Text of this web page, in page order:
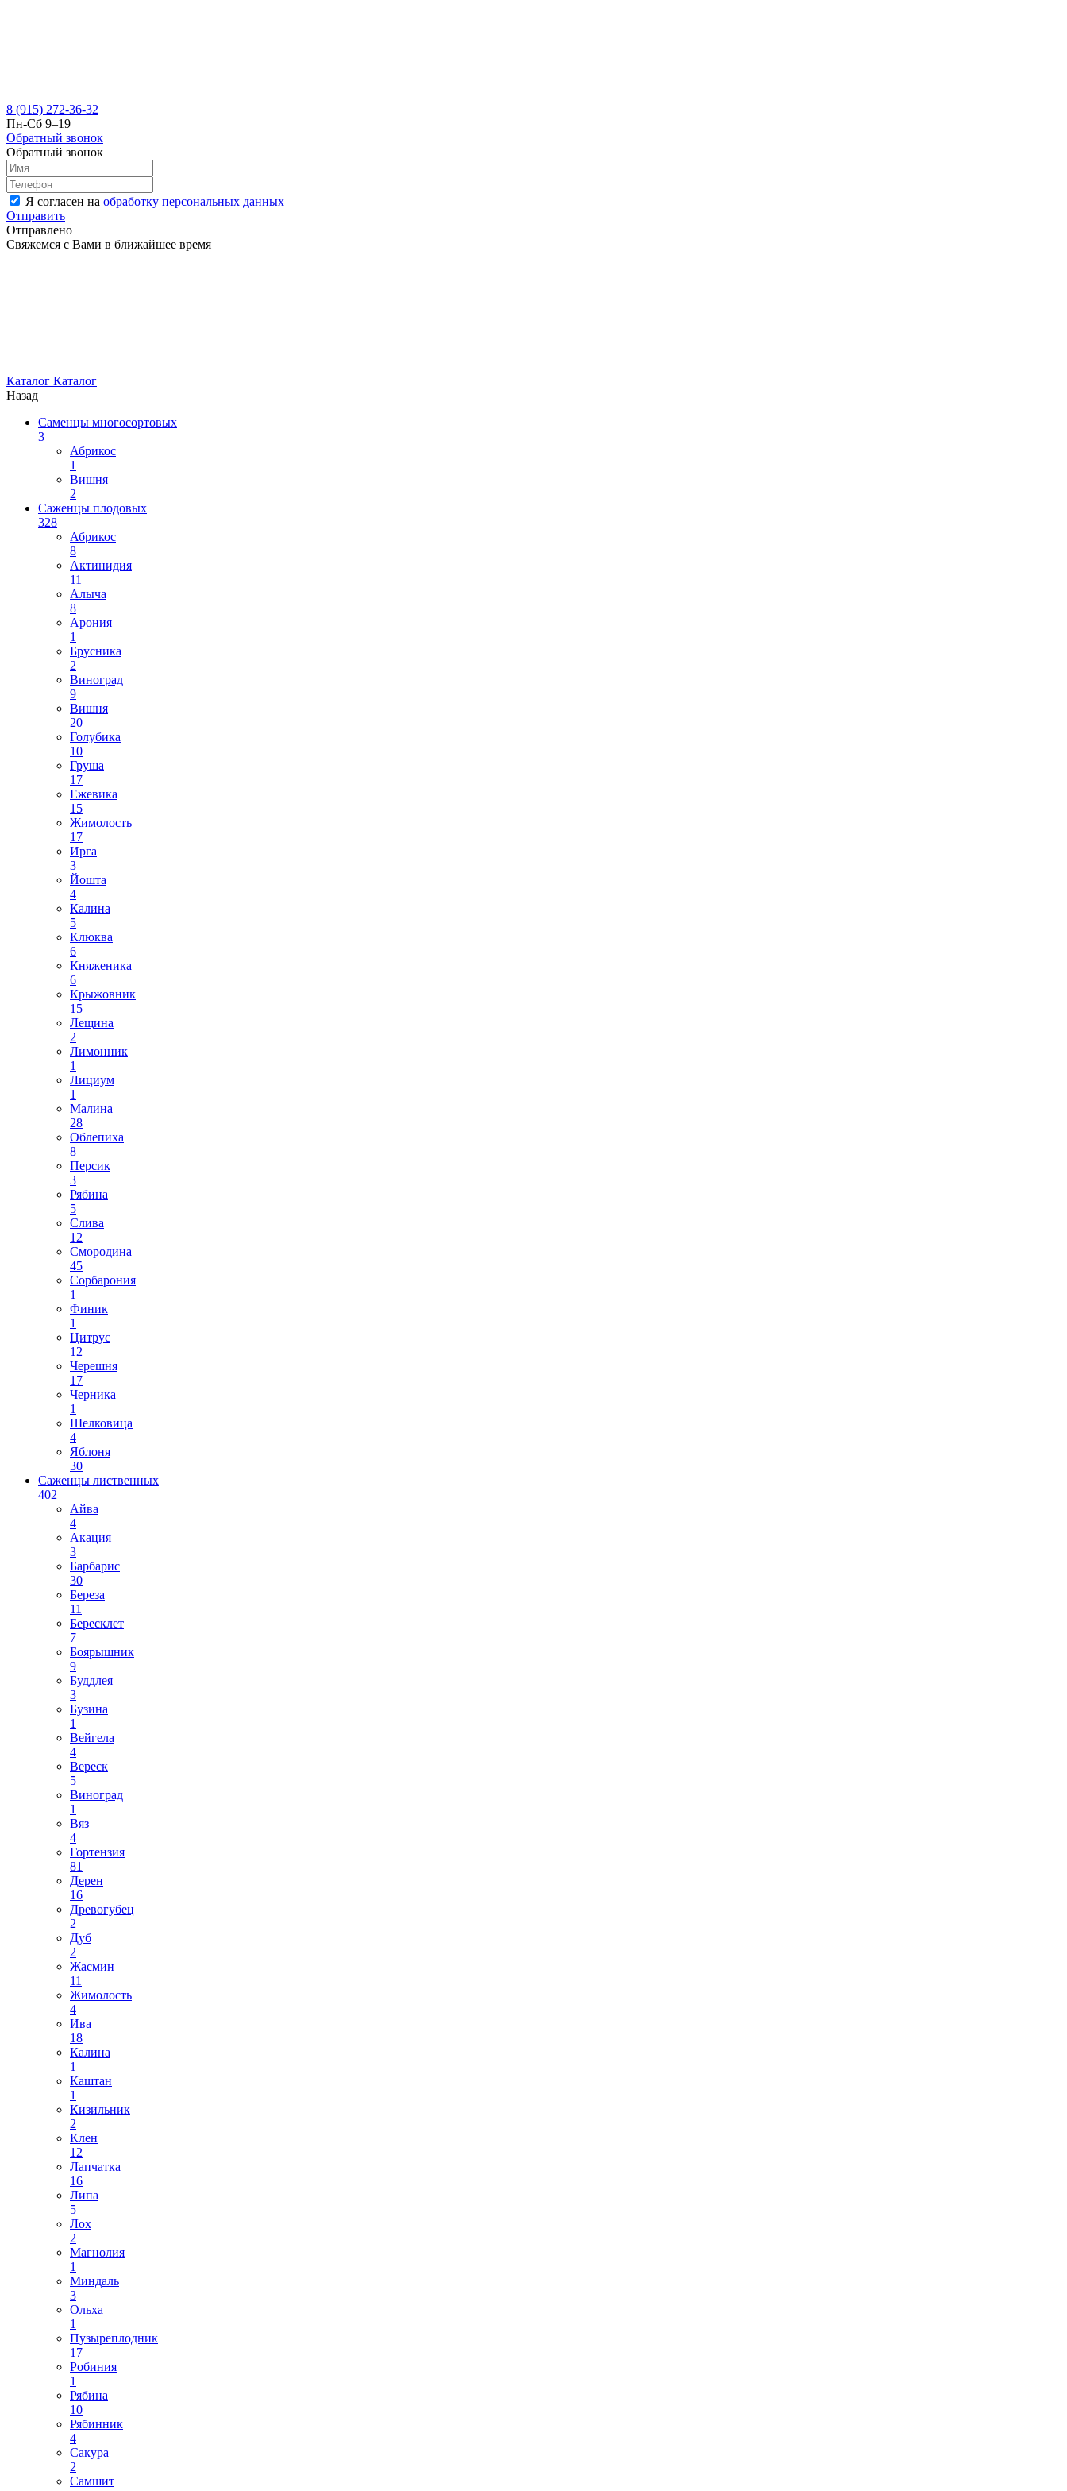
8 (915) 272-36-32
Пн-Сб 9–19
Обратный звонок
Обратный звонок
Я согласен на обработку персональных данных
Отправить
Отправлено
Свяжемся с Вами в ближайшее время
Каталог Каталог
Назад
Саменцы многосортовых
3
Абрикос
1
Вишня
2
Саженцы плодовых
328
Абрикос
8
Актинидия
11
Алыча
8
Арония
1
Брусника
2
Виноград
9
Вишня
20
Голубика
10
Груша
17
Ежевика
15
Жимолость
17
Ирга
3
Йошта
4
Калина
5
Клюква
6
Княженика
6
Крыжовник
15
Лещина
2
Лимонник
1
Лициум
1
Малина
28
Облепиха
8
Персик
3
Рябина
5
Слива
12
Смородина
45
Сорбарония
1
Финик
1
Цитрус
12
Черешня
17
Черника
1
Шелковица
4
Яблоня
30
Саженцы лиственных
402
Айва
4
Акация
3
Барбарис
30
Береза
11
Бересклет
7
Боярышник
9
Буддлея
3
Бузина
1
Вейгела
4
Вереск
5
Виноград
1
Вяз
4
Гортензия
81
Дерен
16
Древогубец
2
Дуб
2
Жасмин
11
Жимолость
4
Ива
18
Калина
1
Каштан
1
Кизильник
2
Клен
12
Лапчатка
16
Липа
5
Лох
2
Магнолия
1
Миндаль
3
Ольха
1
Пузыреплодник
17
Робиния
1
Рябина
10
Рябинник
4
Сакура
2
Самшит